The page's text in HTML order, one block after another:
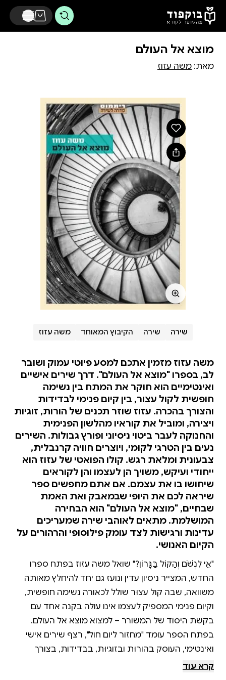
דלג לתוכן הראשי
מוצא אל העולם
מאת: משה עזוז
שירה שירה הקיבוץ המאוחד משה עזוז
משה עזוז מזמין אתכם למסע פיוטי עמוק ושובר
לב, בספרו "מוצא אל העולם". דרך שירים אישיים
ואינטימיים הוא חוקר את המתח בין נשימה
חופשית לקול עצור, בין קיום פנימי לבדידות
והצורך בהכרה. עזוז שוזר תכנים של הורות, זוגיות
ויצירה, ומוביל את קוראיו מהלשון הפנימית
והחנוקה לעבר ביטוי ניסיוני ופורץ גבולות. השירים
נעים בין הטרגי לקומי, ויוצרים חוויה קרנבלית,
צבעונית ומלאת רגש. קולו הפואטי של עזוז הוא
ייחודי ועיקש, משויך הן לעצמו והן לקוראים
שיחושו בו את עצמם. אם אתם מחפשים ספר
שיראה לכם את היופי שבמאבק ואת האמת
שבחיים, "מוצא אל העולם" הוא הבחירה
המושלמת. מתאים לאוהבי שירה שמעריכים
עדינות ורגישות לצד עומק פילוסופי והרהורים על
הקיום האנושי.
"אֵיךְ לִנְשֹׁם וְהַקּוֹל בַּגָּרוֹן?" שואל משה עזוז בפתח ספרו
החדש, המצייר ניסיון עדין ונועז גם יחד להיחלץ מאותה
משוואה, שבה קול עצוּר שולל לכאורה נשימה חופשית,
וקיום פנימי המספיק לעצמו אינו עולה בקנה אחד עם
בקשת היסוד של המשורר – למצוא מוצא אל העולם.
בפתח הספר עומד "מחזור ליום חול", רצף שירים אישי
ואינטימי, העוסק בהורוּת ובזוגיוּת, בבדידות, בצורך
ביצירה ובהכרה, בקיום שנסדק ומתאחה לסירוגין. אלא
קרא עוד